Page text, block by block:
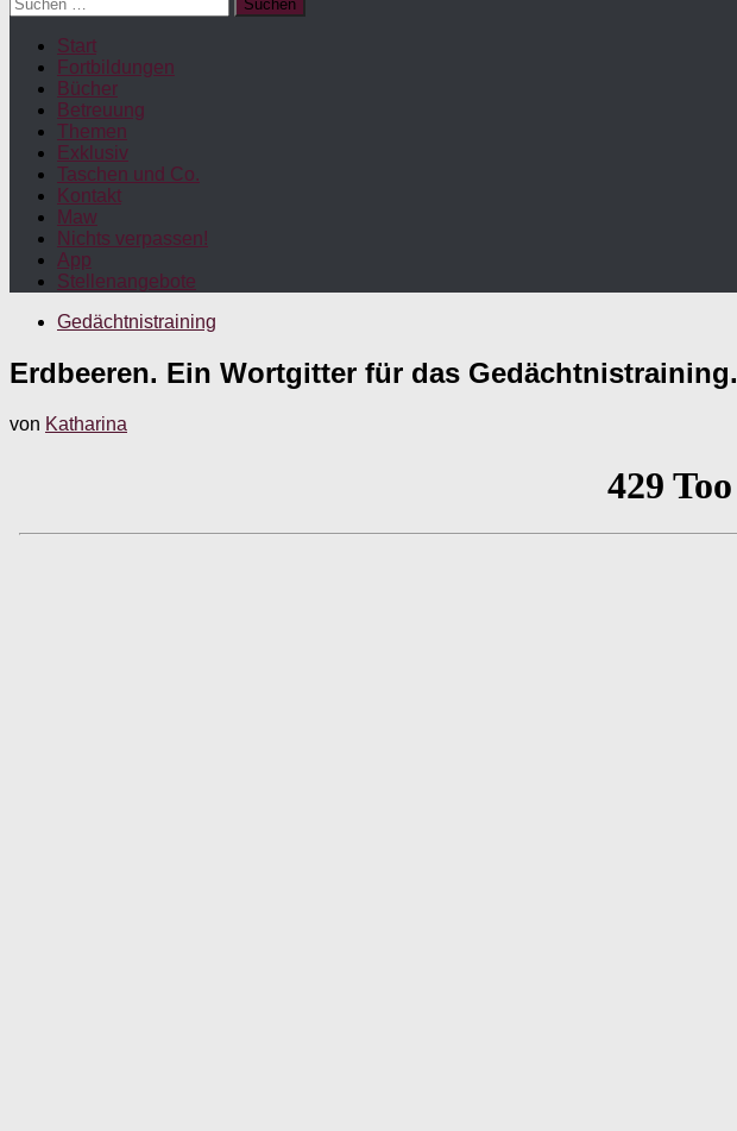
nach:
Start
Fortbildungen
Bücher
Betreuung
Themen
Exklusiv
Taschen und Co.
Kontakt
Maw
Nichts verpassen!
App
Stellenangebote
Gedächtnistraining
Erdbeeren. Ein Wortgitter für das Gedächtnistraining.
von Katharina